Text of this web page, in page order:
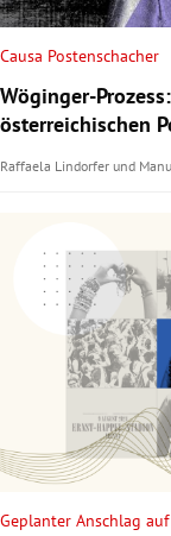
Causa Postenschacher
Wöginger-
österreichischen
Raffaela Lindorfer und
Geplanter Anschlag